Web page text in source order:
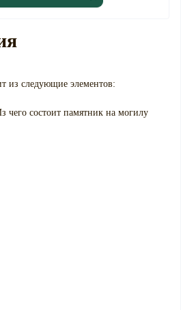
из следующие элементов: